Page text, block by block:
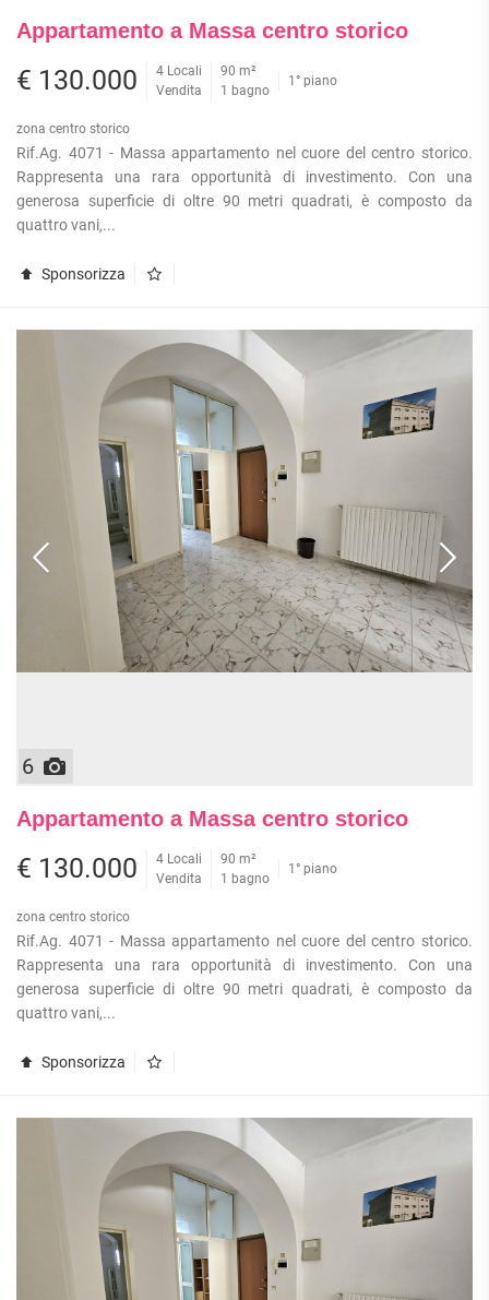
Appartamento a Massa centro storico
€ 130.000
4 Locali
Vendita
90 m²
1 bagno
1° piano
zona centro storico
Rif.Ag. 4071 - Massa appartamento nel cuore del centro storico.
Rappresenta una rara opportunità di investimento. Con una
generosa superficie di oltre 90 metri quadrati, è composto da
quattro vani,...
Sponsorizza
6
Appartamento a Massa centro storico
€ 130.000
4 Locali
Vendita
90 m²
1 bagno
1° piano
zona centro storico
Rif.Ag. 4071 - Massa appartamento nel cuore del centro storico.
Rappresenta una rara opportunità di investimento. Con una
generosa superficie di oltre 90 metri quadrati, è composto da
quattro vani,...
Sponsorizza